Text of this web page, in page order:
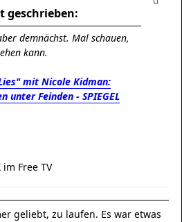
geschrieben:
demnächst. Mal schauen,
kann.
mit Nicole Kidman:
unter Feinden - SPIEGEL
Free TV
geliebt, zu laufen. Es war etwas